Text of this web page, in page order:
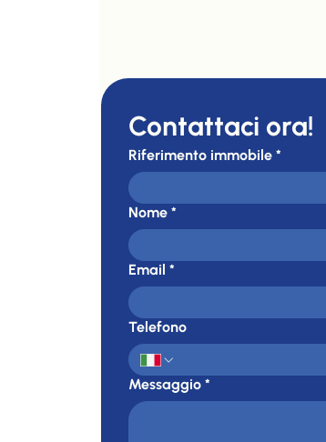
Contattaci ora!
Riferimento immobile *
Nome *
Email *
Telefono
Messaggio *